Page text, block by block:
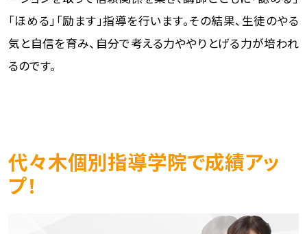
「ほめる」「励ます」指導を行います。その結果、生徒のやる
気と自信を育み、自分で考える力ややりとげる力が培われ
るのです。
代々木個別指導学院で成績アッ
プ！